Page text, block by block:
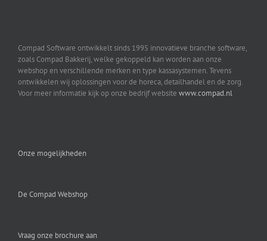
Compad Software ontwikkelt sinds 1995 innovatieve branche software,
zoals Compad Bakkerij, welke gekoppeld kan worden aan onze
webshop en verschillende merken en type kassasystemen. Tevens
ontwikkelen wij oplossingen voor de horeca, detailhandel en de zorg.
Voor meer informatie kijk op onze bedrijf website www.compad.nl
Onze mogelijkheden
De Compad Webshop
Vraag onze brochure aan